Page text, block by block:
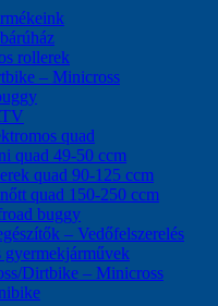
rollerek
– Minicross
quad
quad 49-50 ccm
quad 90-125 ccm
quad 150-250 ccm
buggy
– Vedőfelszerelés
gyermekjárművek
Dirtbike – Minicross